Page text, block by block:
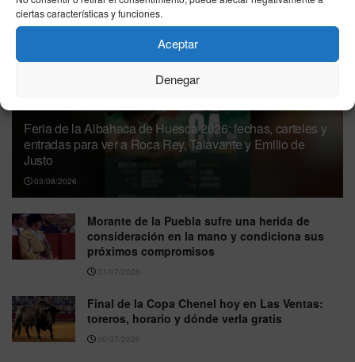
ciertas características y funciones.
Aceptar
Denegar
Feria de la Albahaca de Huesca 2026: fechas, carteles y
entradas para ver a Roca Rey, Talavante y Emilio de
Justo
03/08/2026
Morante de la Puebla sufre una herida de
consideración en la mano y condiciona sus
próximos compromisos
31/07/2026
Final de la Copa Chenel hoy en Las Ventas:
toreros, horario y dónde verla gratis
30/07/2026